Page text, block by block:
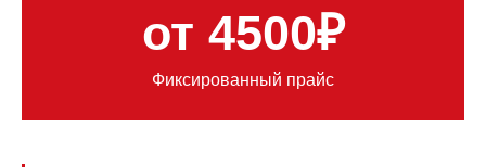
от 4500₽
Фиксированный прайс